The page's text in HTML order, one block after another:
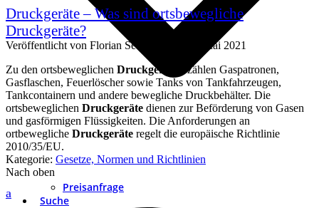
Preisanfrage
Suche
Druckgeräte – Was sind ortsbewegliche
Druckgeräte?
Veröffentlicht von Florian Seckinger
17. Mai 2021
Zu den ortsbeweglichen Druckgeräten
zählen Gaspatronen,
Gasflaschen, Feuerlöscher sowie Tanks von Tankfahrzeugen,
Tankcontainern und andere bewegliche Druckbehälter. Die
ortsbeweglichen Druckgeräte dienen zur Beförderung von Gasen
und gasförmigen Flüssigkeiten. Die Anforderungen an
ortbewegliche Druckgeräte regelt die europäische Richtlinie
2010/35/EU.
Kategorie: Gesetze, Normen und Richtlinien
Nach oben
a